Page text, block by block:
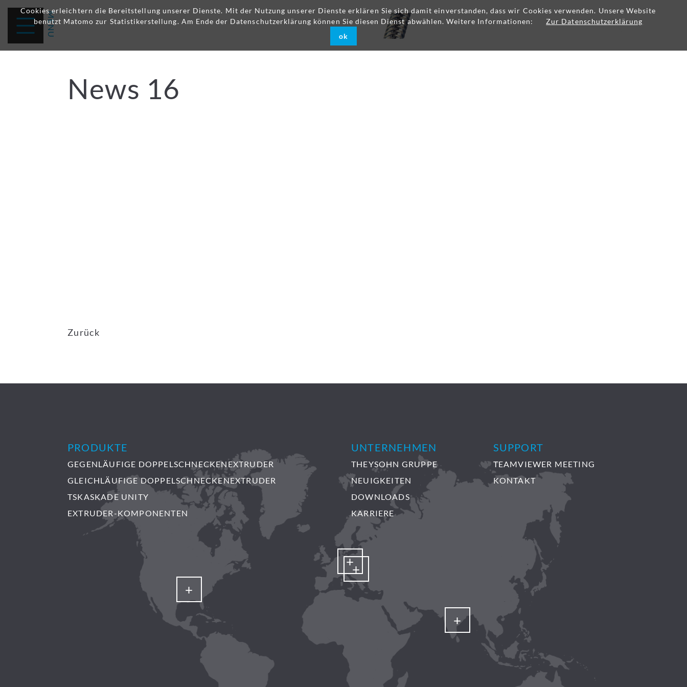
Cookies erleichtern die Bereitstellung unserer Dienste. Mit der Nutzung unserer Dienste erklären Sie sich damit einverstanden, dass wir Cookies verwenden. Unsere Website
benutzt Matomo zur Statistikerstellung. Am Ende der Datenschutzerklärung können Sie diesen Dienst abwählen. Weitere Informationen:
Zur Datenschutzerklärung
ok
News 16
Zurück
PRODUKTE
GEGENLÄUFIGE DOPPELSCHNECKENEXTRUDER
GLEICHLÄUFIGE DOPPELSCHNECKENEXTRUDER
TSKASKADE UNITY
EXTRUDER-KOMPONENTEN
UNTERNEHMEN
THEYSOHN GRUPPE
NEUIGKEITEN
DOWNLOADS
KARRIERE
SUPPORT
TEAMVIEWER MEETING
KONTAKT
+
+
+
+